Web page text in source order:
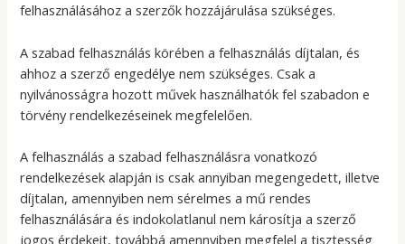
felhasználásához a szerzők hozzájárulása szükséges.
A szabad felhasználás körében a felhasználás díjtalan, és
ahhoz a szerző engedélye nem szükséges. Csak a
nyilvánosságra hozott művek használhatók fel szabadon e
törvény rendelkezéseinek megfelelően.
A felhasználás a szabad felhasználásra vonatkozó
rendelkezések alapján is csak annyiban megengedett, illetve
díjtalan, amennyiben nem sérelmes a mű rendes
felhasználására és indokolatlanul nem károsítja a szerző
jogos érdekeit, továbbá amennyiben megfelel a tisztesség